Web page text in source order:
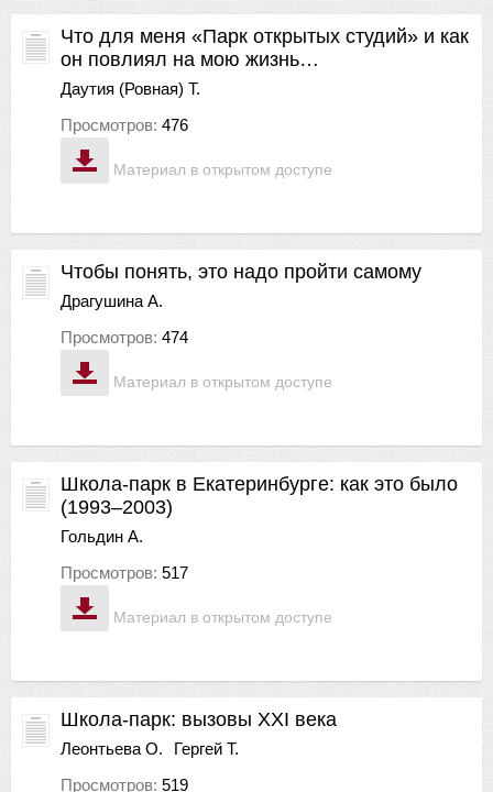
Материал в открытом доступе
Что для меня «Парк открытых студий» и как
он повлиял на мою жизнь…
Даутия (Ровная) Т.
Просмотров: 476
Материал в открытом доступе
Чтобы понять, это надо пройти самому
Драгушина А.
Просмотров: 474
Материал в открытом доступе
Школа-парк в Екатеринбурге: как это было
(1993–2003)
Гольдин А.
Просмотров: 517
Школа-парк: вызовы XXI века
Леонтьева О.
Гергей Т.
Просмотров: 519